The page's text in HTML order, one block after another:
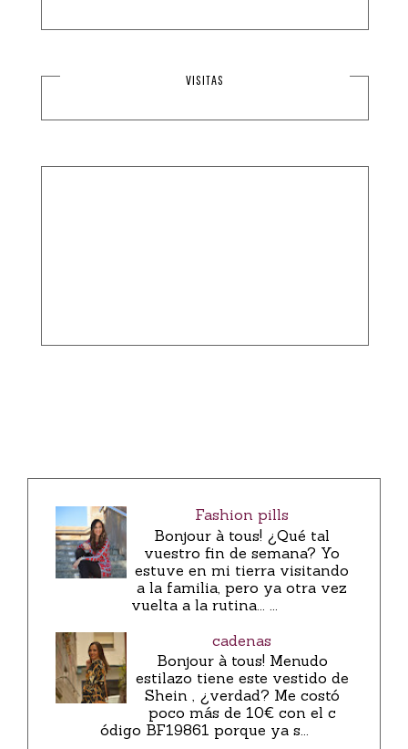
VISITAS
Fashion pills
Bonjour à tous! ¿Qué tal
vuestro fin de semana? Yo
estuve en mi tierra visitando
a la familia, pero ya otra vez
vuelta a la rutina... ...
cadenas
Bonjour à tous! Menudo
estilazo tiene este vestido de
Shein , ¿verdad? Me costó
poco más de 10€ con el c
ódigo BF19861 porque ya s...